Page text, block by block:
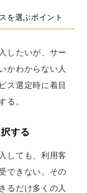
を選ぶポイント
したいが、サー
かわからない人
ス選定時に着目
る。
する
しても、利用客
できない。その
るだけ多くの人